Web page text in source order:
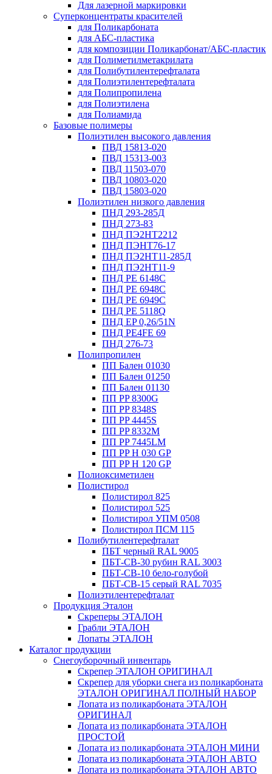
Для лазерной маркировки
Суперконцентраты красителей
для Поликарбоната
для АБС-пластика
для композиции Поликарбонат/АБС-пластик
для Полиметилметакрилата
для Полибутилентерефталата
для Полиэтилентерефталата
для Полипропилена
для Полиэтилена
для Полиамида
Базовые полимеры
Полиэтилен высокого давления
ПВД 15813-020
ПВД 15313-003
ПВД 11503-070
ПВД 10803-020
ПВД 15803-020
Полиэтилен низкого давления
ПНД 293-285Д
ПНД 273-83
ПНД ПЭ2НТ2212
ПНД ПЭНТ76-17
ПНД ПЭ2НТ11-285Д
ПНД ПЭ2НТ11-9
ПНД PE 6148C
ПНД PE 6948C
ПНД PE 6949C
ПНД PE 5118Q
ПНД EP 0,26/51N
ПНД PE4FE 69
ПНД 276-73
Полипропилен
ПП Бален 01030
ПП Бален 01250
ПП Бален 01130
ПП PP 8300G
ПП PP 8348S
ПП PP 4445S
ПП PP 8332M
ПП PP 7445LM
ПП PP H 030 GP
ПП PP H 120 GP
Полиоксиметилен
Полистирол
Полистирол 825
Полистирол 525
Полистирол УПМ 0508
Полистирол ПСМ 115
Полибутилентерефталат
ПБТ черный RAL 9005
ПБТ-СВ-30 рубин RAL 3003
ПБТ-СВ-10 бело-голубой
ПБТ-СВ-15 серый RAL 7035
Полиэтилентерефталат
Продукция Эталон
Скреперы ЭТАЛОН
Грабли ЭТАЛОН
Лопаты ЭТАЛОН
Каталог продукции
Снегоуборочный инвентарь
Скрепер ЭТАЛОН ОРИГИНАЛ
Скрепер для уборки снега из поликарбоната
ЭТАЛОН ОРИГИНАЛ ПОЛНЫЙ НАБОР
Лопата из поликарбоната ЭТАЛОН
ОРИГИНАЛ
Лопата из поликарбоната ЭТАЛОН
ПРОСТОЙ
Лопата из поликарбоната ЭТАЛОН МИНИ
Лопата из поликарбоната ЭТАЛОН АВТО
Лопата из поликарбоната ЭТАЛОН АВТО